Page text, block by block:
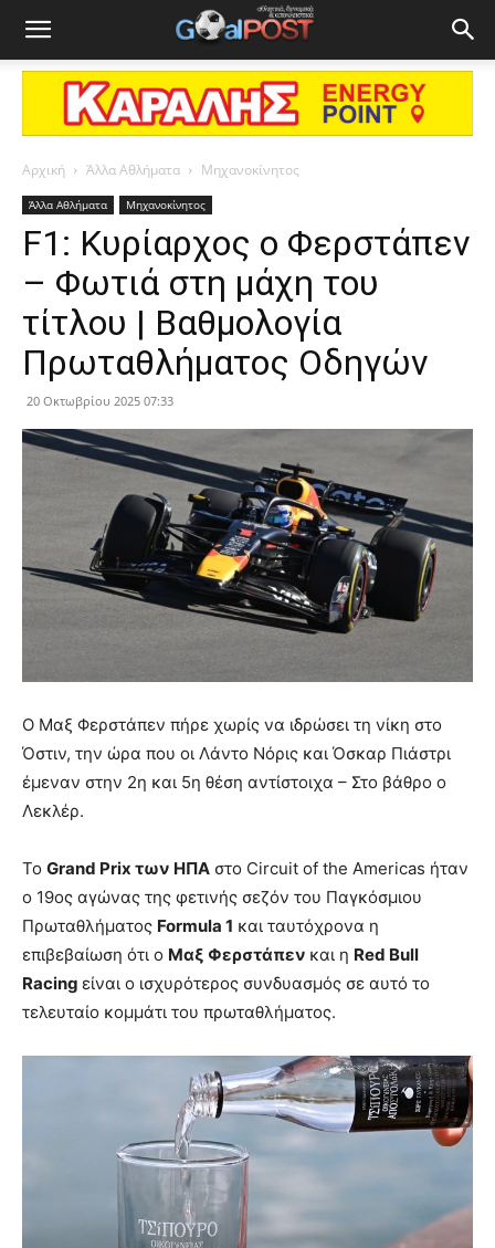
Αρχική Άλλα Αθλήματα Μηχανοκίνητος
Άλλα Αθλήματα Μηχανοκίνητος
F1: Κυρίαρχος ο Φερστάπεν
– Φωτιά στη μάχη του
τίτλου | Βαθμολογία
Πρωταθλήματος Οδηγών
20 Οκτωβρίου 2025 07:33
Ο Μαξ Φερστάπεν πήρε χωρίς να ιδρώσει τη νίκη στο
Όστιν, την ώρα που οι Λάντο Νόρις και Όσκαρ Πιάστρι
έμεναν στην 2η και 5η θέση αντίστοιχα – Στο βάθρο ο
Λεκλέρ.
Το Grand Prix των ΗΠΑ στο Circuit of the Americas ήταν
ο 19ος αγώνας της φετινής σεζόν του Παγκόσμιου
Πρωταθλήματος Formula 1 και ταυτόχρονα η
επιβεβαίωση ότι ο Μαξ Φερστάπεν και η Red Bull
Racing είναι ο ισχυρότερος συνδυασμός σε αυτό το
τελευταίο κομμάτι του πρωταθλήματος.